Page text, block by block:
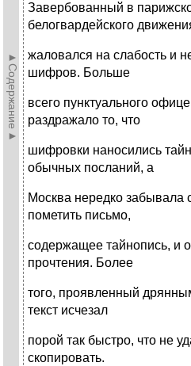
►Содержание►
Завербованный в
белогвардейского
жаловался на слабость и
шифров. Больше
всего пунктуального
раздражало то, что
шифровки наносились
обычных посланий, а
Москва нередко забывала
пометить письмо,
содержащее тайнопись, и
прочтения. Более
того, проявленный
текст исчезал
порой так быстро, что не
скопировать.